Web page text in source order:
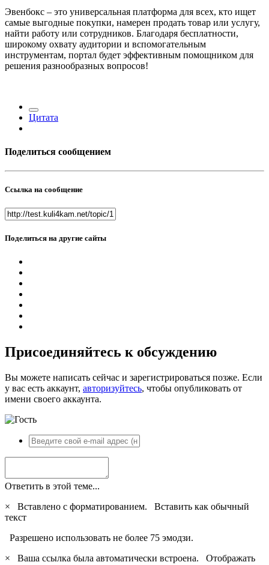
Эвенбокс – это универсальная платформа для всех, кто ищет
самые выгодные покупки, намерен продать товар или услугу,
найти работу или сотрудников. Благодаря бесплатности,
широкому охвату аудитории и вспомогательным
инструментам, портал будет эффективным помощником для
решения разнообразных вопросов!
Цитата
Поделиться сообщением
Ссылка на сообщение
Поделиться на другие сайты
Присоединяйтесь к обсуждению
Вы можете написать сейчас и зарегистрироваться позже. Если
у вас есть аккаунт, авторизуйтесь, чтобы опубликовать от
имени своего аккаунта.
Ответить в этой теме...
×
Вставлено с форматированием. Вставить как обычный
текст
Разрешено использовать не более 75 эмодзи.
×
Ваша ссылка была автоматически встроена. Отображать